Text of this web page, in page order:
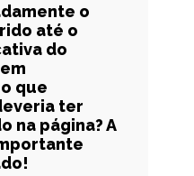
o
até o
do
que
ter
na página? A